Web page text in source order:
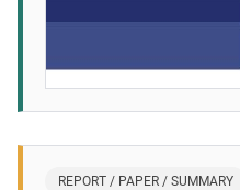
REPORT / PAPER / SUMMARY